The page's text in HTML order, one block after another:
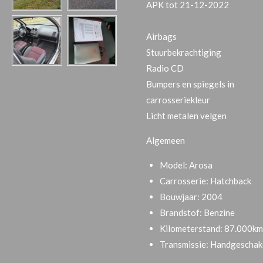
APK tot 21-12-2022
Airbags
Stuurbekrachtiging
Radio CD
Bumpers en spiegels in
carrosseriekleur
Licht metalen velgen
Algemeen
Model: Arosa
Carrosserie: Hatchback
Bouwjaar: 2004
Brandstof: Benzine
Kilometerstand: 87.000km
Transmissie: